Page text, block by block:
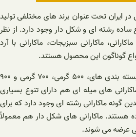
در ایران تحت عنوان برند های مختلفی تولید
ساده رشته ای و شکل دار وجود دارد. از نظر
ماکارانی سبزیجات، ماکارانی با آرد
گوناگون این محصول هستند.
ماکارانی های رشته ای در بسته بندی های، ۵۰۰ گرمی، ۷۰۰ گرمی و ۹۰۰
های میله ای هم دارای تنوع بسیاری
از قطر ۱.۲ تا ۲.۵ چندین گونه ماکارانی رشته ای وجود دارد که برای
هستند. ماکارانی های شکل دار هم معمولاً